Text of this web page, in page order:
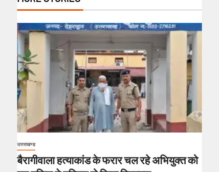
उत्तराखण्ड
बैरागीवाला हत्याकांड के फरार चल रहे अभियुक्त को